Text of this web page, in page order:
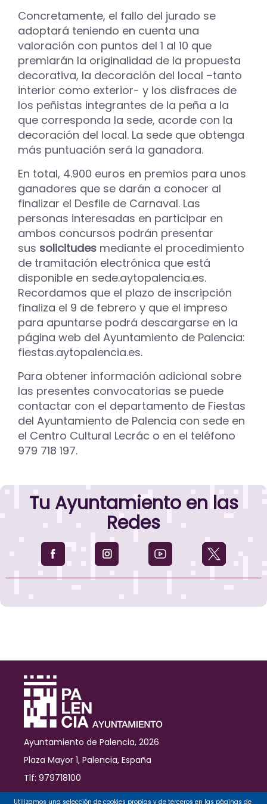
Concretamente, el fallo del jurado se
adoptará teniendo en cuenta una
valoración con puntos del 1 al 10 que
premiarán la originalidad de la propuesta
decorativa, la decoración del local –tanto
interior como exterior- y los disfraces de
los peñistas integrantes de la peña a la
que corresponda la sede, acorde con la
decoración del local. La sede que obtenga
más puntuación será la ganadora.
En total, 4.900 euros en premios para unos
ganadores que se darán a conocer al
finalizar el Desfile de Carnaval. Las
personas interesadas en participar en
ambos concursos podrán presentar
sus solicitudes mediante el procedimiento
de tramitación electrónica que está
disponible en sede.aytopalencia.es.
Recordamos que el plazo de inscripción
finaliza el 9 de febrero y que el impreso
para apuntarse podrá descargarse en la
página web del Ayuntamiento de Palencia:
fiestas.aytopalencia.es.
Para obtener información adicional sobre
las presentes convocatorias se puede
contactar con el departamento de Fiestas
del Ayuntamiento de Palencia con sede en
el Centro Cultural Lecrác o en el teléfono
979 718 197.
Tu Ayuntamiento en las
Redes
Ayuntamiento de Palencia, 2026
Plaza Mayor 1, Palencia, España
Tlf: 979718100
Contacto
Utilizamos una selección de cookies propias y de terceros en las páginas de